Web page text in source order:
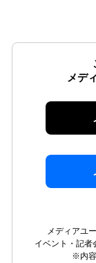
メデ
メディアユ
イベント・記者
※内容